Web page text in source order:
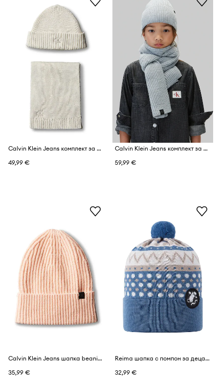
Calvin Klein Jeans комплект за деца от памук
49,99 €
Calvin Klein Jeans комплект за деца
59,99 €
Calvin Klein Jeans шапка beanie за деца
35,99 €
Reima шапка с помпон за деца с мериносова вълна Moomin Flinga
32,99 €